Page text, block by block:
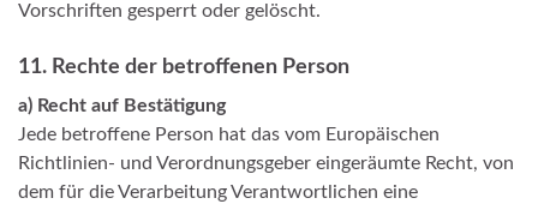
Vorschriften gesperrt oder gelöscht.
11. Rechte der betroffenen Person
a) Recht auf Bestätigung
Jede betroffene Person hat das vom Europäischen
Richtlinien- und Verordnungsgeber eingeräumte Recht, von
dem für die Verarbeitung Verantwortlichen eine